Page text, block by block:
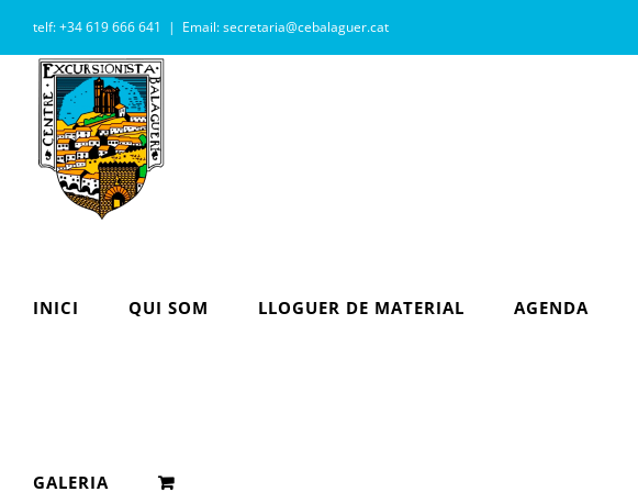
to
content
telf: +34 619 666 641 | Email: secretaria@cebalaguer.cat
INICI QUI SOM LLOGUER DE MATERIAL AGENDA
GALERIA